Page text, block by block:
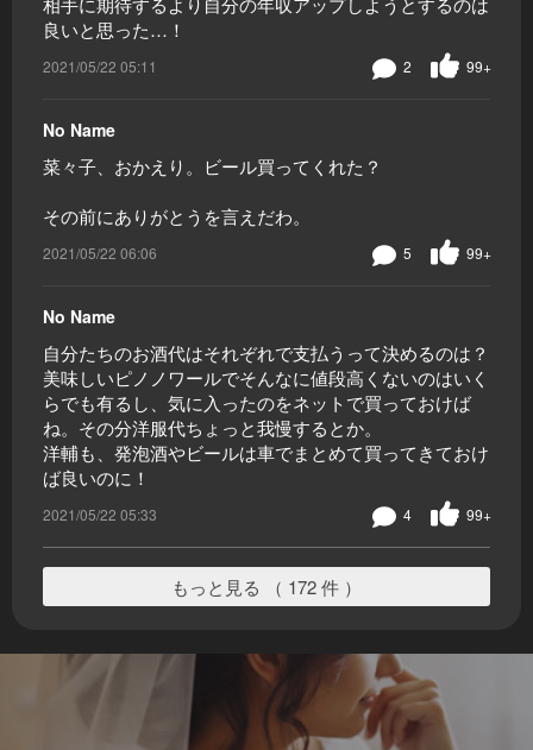
良いと思った…！
2021/05/22 05:11 99+
2
No Name
菜々子、おかえり。ビール買ってくれた？
その前にありがとうを言えだわ。
2021/05/22 06:06 99+
5
No Name
自分たちのお酒代はそれぞれで支払うって決めるのは？
美味しいピノノワールでそんなに値段高くないのはいく
らでも有るし、気に入ったのをネットで買っておけば
ね。その分洋服代ちょっと我慢するとか。
洋輔も、発泡酒やビールは車でまとめて買ってきておけ
ば良いのに！
2021/05/22 05:33 99+
4
もっと見る （ 172 件 ）